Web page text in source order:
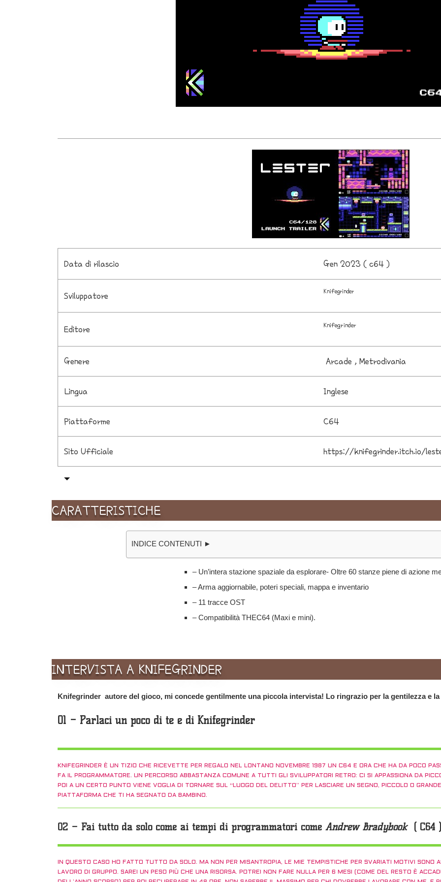
Data di rilascio Gen 2023 ( c64 )
Sviluppatore Knifegrinder
Editore Knifegrinder
Genere Arcade , Metrodivania
Lingua Inglese
Piattaforme C64
Sito Ufficiale https://knifegrinder.itch.io/
CARATTERISTICHE
INDICE CONTENUTI ►
– Un’intera stazione spaziale da esplorare- Oltre 60 stanze piene di azione
– Arma aggiornabile, poteri speciali, mappa e inventario
– 11 tracce OST
– Compatibilità THEC64 (Maxi e mini).
INTERVISTA A KNIFEGRINDER
Knifegrinder autore del gioco, mi concede gentilmente una piccola intervista! Lo ringrazio per la gentilezza e
01 – Parlaci un poco di te e di Knifegrinder
KNIFEGRINDER È UN TIZIO CHE RICEVETTE PER REGALO NEL LONTANO NOVEMBRE 1987 UN C64 E ORA CHE HA DA POCO
FA IL PROGRAMMATORE. UN PERCORSO ABBASTANZA COMUNE A TUTTI GLI SVILUPPATORI RETRO: CI SI APPASSIONA DA
POI A UN CERTO PUNTO VIENE VOGLIA DI TORNARE SUL “LUOGO DEL DELITTO” PER LASCIARE UN SEGNO, PICCOLO O
PIATTAFORMA CHE TI HA SEGNATO DA BAMBINO.
02 – Fai tutto da solo come ai tempi di programmatori come Andrew Bradybook( C64
IN QUESTO CASO HO FATTO TUTTO DA SOLO. MA NON PER MISANTROPIA, LE MIE TEMPISTICHE PER SVARIATI MOTIVI SONO
LAVORO DI GRUPPO. SAREI UN PESO PIÙ CHE UNA RISORSA. POTREI NON FARE NULLA PER 6 MESI (COME DEL RESTO È